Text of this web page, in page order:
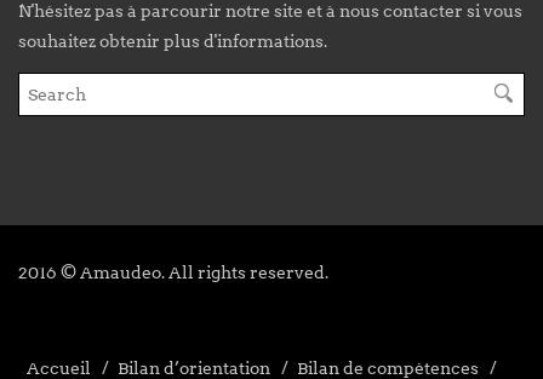
N'hésitez pas à parcourir notre site et à nous contacter si vous
souhaitez obtenir plus d'informations.
2016 © Amaudeo. All rights reserved.
Accueil Bilan d’orientation Bilan de compétences